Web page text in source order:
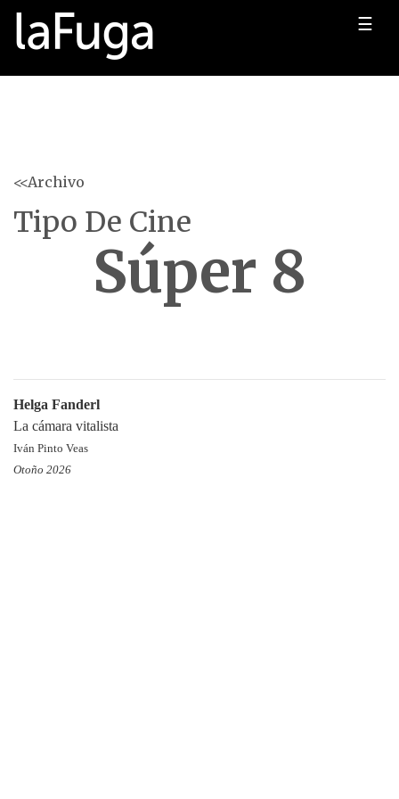
☰
<<Archivo
Tipo De Cine
Súper 8
Helga Fanderl
La cámara vitalista
Iván Pinto Veas
Otoño 2026